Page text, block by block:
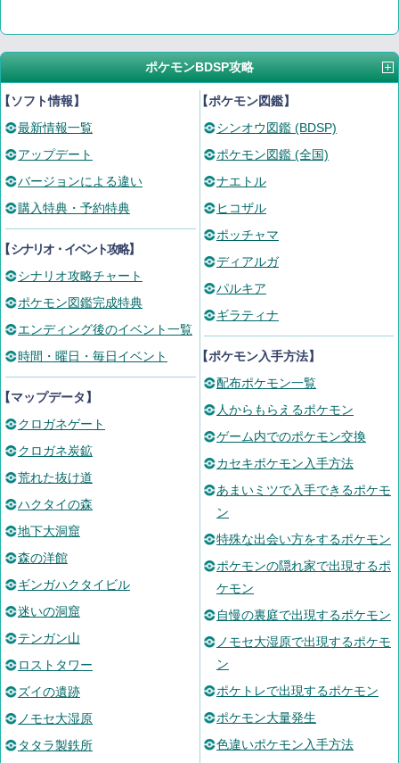
ポケモンBDSP攻略
ソフト情報】
最新情報一覧
アップデート
バージョンによる違い
購入特典・予約特典
シナリオ・イベント攻略】
シナリオ攻略チャート
ポケモン図鑑完成特典
エンディング後のイベント一覧
時間・曜日・毎日イベント
マップデータ】
クロガネゲート
クロガネ炭鉱
荒れた抜け道
ハクタイの森
地下大洞窟
森の洋館
ギンガハクタイビル
迷いの洞窟
テンガン山
ロストタワー
ズイの遺跡
ノモセ大湿原
タタラ製鉄所
【ポケモン図鑑】
シンオウ図鑑 (BDSP)
ポケモン図鑑 (全国)
ナエトル
ヒコザル
ポッチャマ
ディアルガ
パルキア
ギラティナ
【ポケモン入手方法】
配布ポケモン一覧
人からもらえるポケモン
ゲーム内でのポケモン交換
カセキポケモン入手方法
あまいミツで入手できるポケモ
ン
特殊な出会い方をするポケモン
ポケモンの隠れ家で出現するポ
ケモン
自慢の裏庭で出現するポケモン
ノモセ大湿原で出現するポケモ
ン
ポケトレで出現するポケモン
ポケモン大量発生
色違いポケモン入手方法